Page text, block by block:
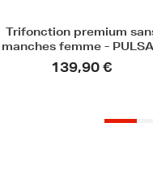
Trifonction femme sans
manches MIAMI
110,00 € 79,20 €